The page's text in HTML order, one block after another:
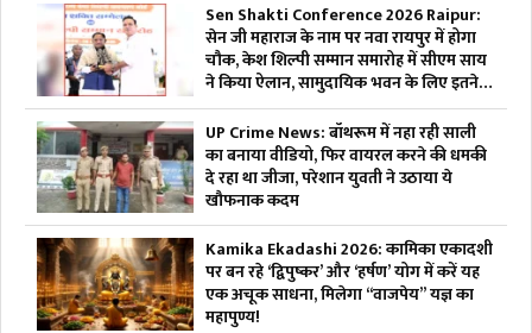
Sen Shakti Conference 2026 Raipur:
सेन जी महाराज के नाम पर नवा रायपुर में होगा
चौक, केश शिल्पी सम्मान समारोह में सीएम साय
ने किया ऐलान, सामुदायिक भवन के लिए इतने
लाख रुपए देगी सरकार
UP Crime News: बॉथरूम में नहा रही साली
का बनाया वीडियो, फिर वायरल करने की धमकी
दे रहा था जीजा, परेशान युवती ने उठाया ये
खौफनाक कदम
Kamika Ekadashi 2026: कामिका एकादशी
पर बन रहे ‘द्विपुष्कर’ और ‘हर्षण’ योग में करें यह
एक अचूक साधना, मिलेगा “वाजपेय” यज्ञ का
महापुण्य!